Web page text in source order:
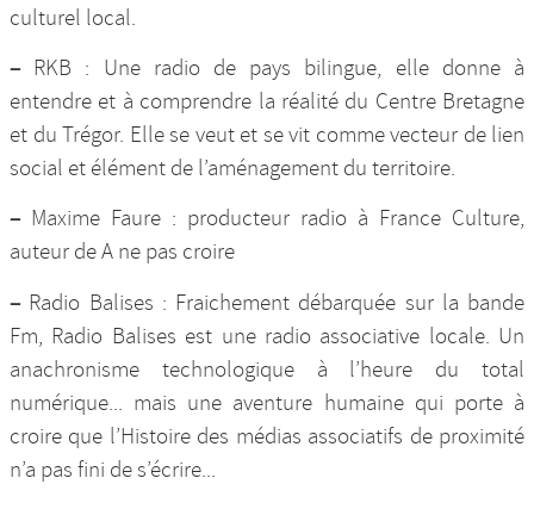
culturel local.
–RKB : Une radio de pays bilingue, elle donne à
entendre et à comprendre la réalité du Centre Bretagne
et du Trégor. Elle se veut et se vit comme vecteur de lien
social et élément de l’aménagement du territoire.
–Maxime Faure : producteur radio à France Culture,
auteur de A ne pas croire
–Radio Balises : Fraichement débarquée sur la bande
Fm, Radio Balises est une radio associative locale. Un
anachronisme technologique à l’heure du total
numérique... mais une aventure humaine qui porte à
croire que l’Histoire des médias associatifs de proximité
n’a pas fini de s’écrire...